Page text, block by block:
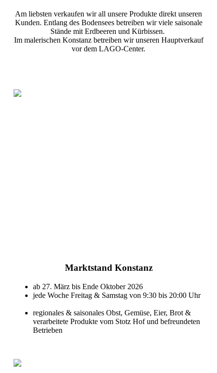
Am liebsten verkaufen wir all unsere Produkte direkt unseren
Kunden. Entlang des Bodensees betreiben wir viele saisonale
Stände mit Erdbeeren und Kürbissen.
Im malerischen Konstanz betreiben wir unseren Hauptverkauf
vor dem LAGO-Center.
Marktstand Konstanz
ab 27. März bis Ende Oktober 2026
jede Woche Freitag & Samstag von 9:30 bis 20:00 Uhr
regionales & saisonales Obst, Gemüse, Eier, Brot &
verarbeitete Produkte vom Stotz Hof und befreundeten
Betrieben